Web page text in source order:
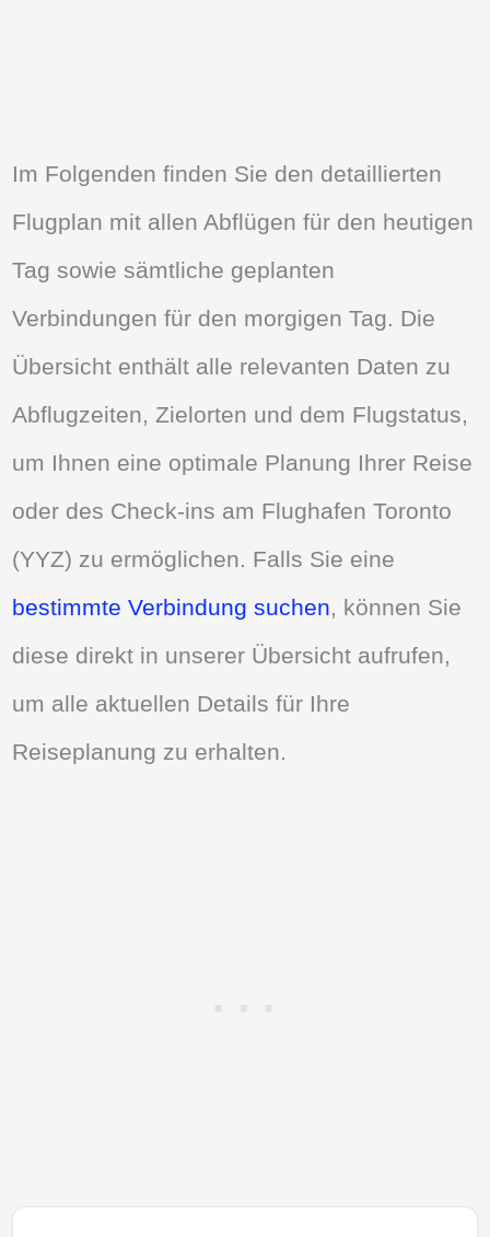
Im Folgenden finden Sie den detaillierten
Flugplan mit allen Abflügen für den heutigen
Tag sowie sämtliche geplanten
Verbindungen für den morgigen Tag. Die
Übersicht enthält alle relevanten Daten zu
Abflugzeiten, Zielorten und dem Flugstatus,
um Ihnen eine optimale Planung Ihrer Reise
oder des Check-ins am Flughafen Toronto
(YYZ) zu ermöglichen. Falls Sie eine
bestimmte Verbindung suchen, können Sie
diese direkt in unserer Übersicht aufrufen,
um alle aktuellen Details für Ihre
Reiseplanung zu erhalten.